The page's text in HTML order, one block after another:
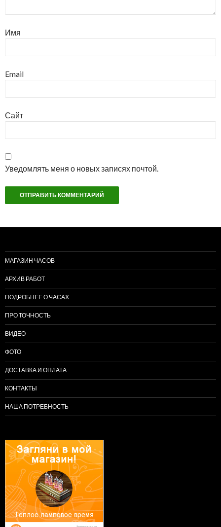
Имя
Email
Сайт
Уведомлять меня о новых записях почтой.
МАГАЗИН ЧАСОВ
АРХИВ РАБОТ
ПОДРОБНЕЕ О ЧАСАХ
ПРО ТОЧНОСТЬ
ВИДЕО
ФОТО
ДОСТАВКА И ОПЛАТА
КОНТАКТЫ
НАША ПОТРЕБНОСТЬ